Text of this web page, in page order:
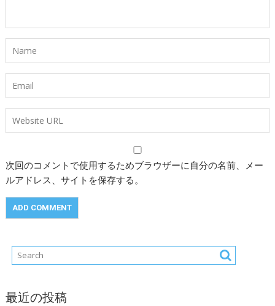
次回のコメントで使用するためブラウザーに自分の名前、メー
ルアドレス、サイトを保存する。
最近の投稿